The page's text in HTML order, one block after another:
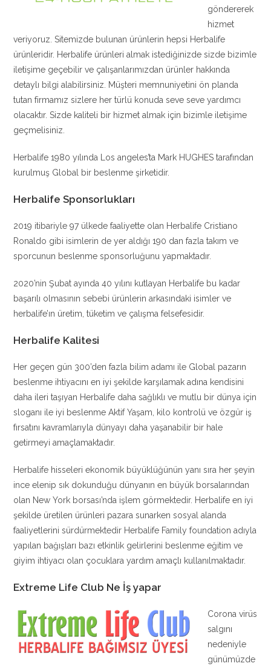
göndererek
hizmet
veriyoruz. Sitemizde bulunan ürünlerin hepsi Herbalife
ürünleridir. Herbalife ürünleri almak istediğinizde sizde bizimle
iletişime geçebilir ve çalışanlarımızdan ürünler hakkında
detaylı bilgi alabilirsiniz. Müşteri memnuniyetini ön planda
tutan firmamız sizlere her türlü konuda seve seve yardımcı
olacaktır. Sizde kaliteli bir hizmet almak için bizimle iletişime
geçmelisiniz.
Herbalife 1980 yılında Los angeles’ta Mark HUGHES tarafından
kurulmuş Global bir beslenme şirketidir.
Herbalife Sponsorlukları
2019 itibariyle 97 ülkede faaliyette olan Herbalife Cristiano
Ronaldo gibi isimlerin de yer aldığı 190 dan fazla takım ve
sporcunun beslenme sponsorluğunu yapmaktadır.
2020’nin Şubat ayında 40 yılını kutlayan Herbalife bu kadar
başarılı olmasının sebebi ürünlerin arkasındaki isimler ve
herbalife’ın üretim, tüketim ve çalışma felsefesidir.
Herbalife Kalitesi
Her geçen gün 300’den fazla bilim adamı ile Global pazarın
beslenme ihtiyacını en iyi şekilde karşılamak adına kendisini
daha ileri taşıyan Herbalife daha sağlıklı ve mutlu bir dünya için
sloganı ile iyi beslenme Aktif Yaşam, kilo kontrolü ve özgür iş
fırsatını kavramlarıyla dünyayı daha yaşanabilir bir hale
getirmeyi amaçlamaktadır.
Herbalife hisseleri ekonomik büyüklüğünün yanı sıra her şeyin
ince elenip sık dokunduğu dünyanın en büyük borsalarından
olan New York borsası’nda işlem görmektedir. Herbalife en iyi
şekilde üretilen ürünleri pazara sunarken sosyal alanda
faaliyetlerini sürdürmektedir Herbalife Family foundation adıyla
yapılan bağışları bazı etkinlik gelirlerini beslenme eğitim ve
giyim ihtiyacı olan çocuklara yardım amaçlı kullanılmaktadır.
Extreme Life Club Ne İş yapar
Corona virüs
salgını
nedeniyle
günümüzde